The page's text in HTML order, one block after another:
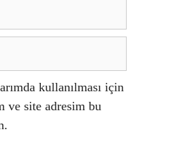
kullanılması için
ve site adresim bu